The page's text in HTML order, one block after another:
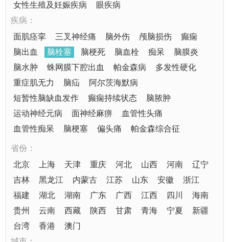
女性生殖及妊娠疾病
眼疾病
疾病：
面肌痉挛
三叉神经痛 脑外伤 颅脑损伤
癫痫
脑出血
脑栓塞 脑梗死 脑血栓 痴呆
脑膜炎
脑水肿
蛛网膜下腔出血 帕金森病
多发性硬化
重症肌无力
脑疝
阿尔茨海默病
短暂性脑缺血发作
癫痫持续状态
脑脓肿
运动神经元病
面神经麻痹
血管性头痛
血管性痴呆
脑梗塞 偏头痛 帕金森综合征
省份：
北京
上海 天津 重庆 河北 山西 河南
辽宁
吉林
黑龙江 内蒙古 江苏 山东 安徽
浙江
福建
湖北 湖南 广东 广西 江西 四川
海南
贵州
云南 西藏 陕西 甘肃 青海 宁夏
新疆
台湾
香港
澳门